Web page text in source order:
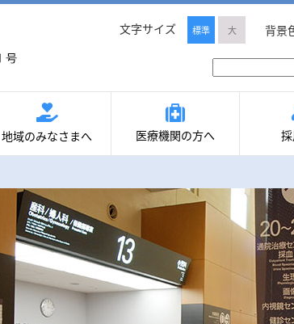
文字サイズ 標準 大 背景
地域のみなさまへ 医療機関の方へ